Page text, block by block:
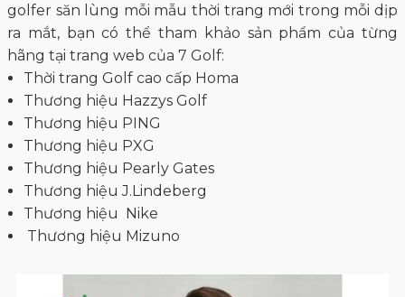
golfer săn lùng mỗi mẫu thời trang mới trong mỗi dịp
ra mắt, bạn có thể tham khảo sản phẩm của từng
hãng tại trang web của 7 Golf:
Thời trang Golf cao cấp Homa
Thương hiệu Hazzys Golf
Thương hiệu PING
Thương hiệu PXG
Thương hiệu Pearly Gates
Thương hiệu J.Lindeberg
Thương hiệu Nike
Thương hiệu Mizuno